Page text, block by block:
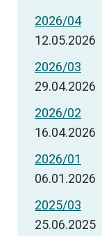
2026/04
12.05.2026
2026/03
29.04.2026
2026/02
16.04.2026
2026/01
06.01.2026
2025/03
25.06.2025